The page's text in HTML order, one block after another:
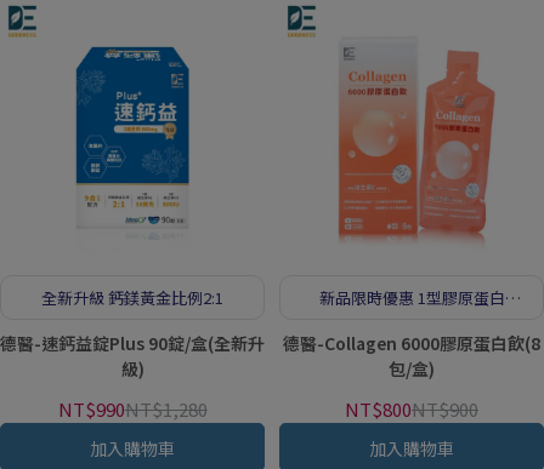
全新升級 鈣鎂黃金比例2:1
德醫-速鈣益錠Plus 90錠/盒(全新升
級)
NT$990NT$1,280
加入購物車
新品限時優惠 1型膠原蛋白
德醫-Collagen 6000膠原蛋白飲(8
包/盒)
NT$800NT$900
加入購物車